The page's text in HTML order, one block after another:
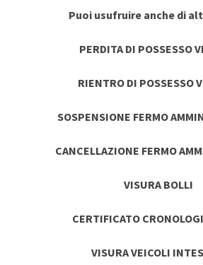
Puoi usufruire anche di
PERDITA DI POSSESSO
RIENTRO DI POSSESSO
SOSPENSIONE FERMO
CANCELLAZIONE FERMO
VISURA BOLLI
CERTIFICATO
VISURA VEICOLI